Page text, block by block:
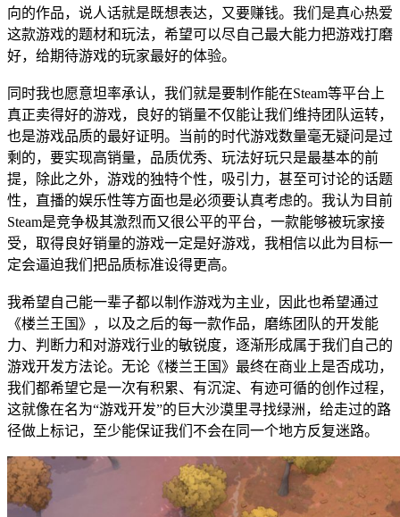
向的作品，说人话就是既想表达，又要赚钱。我们是真心热爱
这款游戏的题材和玩法，希望可以尽自己最大能力把游戏打磨
好，给期待游戏的玩家最好的体验。
同时我也愿意坦率承认，我们就是要制作能在Steam等平台上
真正卖得好的游戏，良好的销量不仅能让我们维持团队运转，
也是游戏品质的最好证明。当前的时代游戏数量毫无疑问是过
剩的，要实现高销量，品质优秀、玩法好玩只是最基本的前
提，除此之外，游戏的独特个性，吸引力，甚至可讨论的话题
性，直播的娱乐性等方面也是必须要认真考虑的。我认为目前
Steam是竞争极其激烈而又很公平的平台，一款能够被玩家接
受，取得良好销量的游戏一定是好游戏，我相信以此为目标一
定会逼迫我们把品质标准设得更高。
我希望自己能一辈子都以制作游戏为主业，因此也希望通过
《楼兰王国》，以及之后的每一款作品，磨练团队的开发能
力、判断力和对游戏行业的敏锐度，逐渐形成属于我们自己的
游戏开发方法论。无论《楼兰王国》最终在商业上是否成功，
我们都希望它是一次有积累、有沉淀、有迹可循的创作过程，
这就像在名为“游戏开发”的巨大沙漠里寻找绿洲，给走过的路
径做上标记，至少能保证我们不会在同一个地方反复迷路。